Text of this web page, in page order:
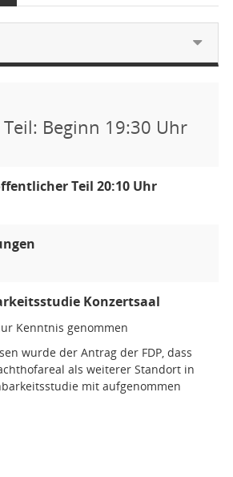
Beginn 19:30 Uhr
Teil 20:10 Uhr
Konzertsaal
Kenntnis genommen
wurde der Antrag der FDP, dass
als weiterer Standort in
mit aufgenommen